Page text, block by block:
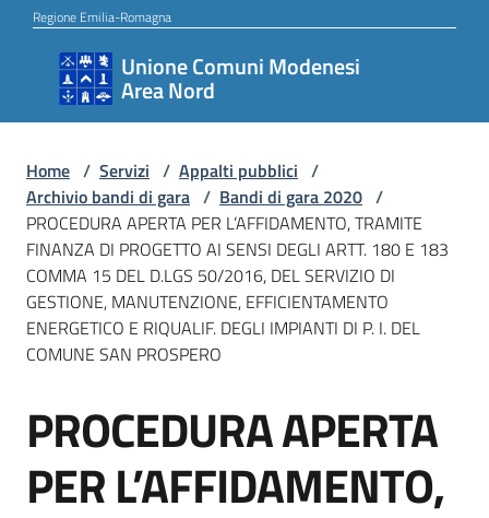
Vai al contenuto
Vai alla navigazione
Vai al footer
Regione Emilia-Romagna
Unione Comuni Modenesi
Area Nord
Unione
Comuni
Area
Nord
Amministrazione
Servizi
Home / Servizi / Appalti pubblici /
Archivio bandi di gara / Bandi di gara 2020 /
PROCEDURA APERTA PER L’AFFIDAMENTO, TRAMITE
FINANZA DI PROGETTO AI SENSI DEGLI ARTT. 180 E 183
COMMA 15 DEL D.LGS 50/2016, DEL SERVIZIO DI
GESTIONE, MANUTENZIONE, EFFICIENTAMENTO
ENERGETICO E RIQUALIF. DEGLI IMPIANTI DI P. I. DEL
COMUNE SAN PROSPERO
Salta al contenuto
PROCEDURA APERTA
PER L’AFFIDAMENTO,